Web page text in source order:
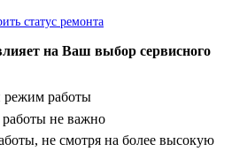
статус ремонта
на Ваш выбор сервисного
режим работы
работы не важно
не смотря на более высокую